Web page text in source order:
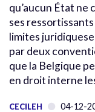
qu’aucun État ne
ses
limites
par deux
que la Belgique
en droit interne
CECILEH 04-12-